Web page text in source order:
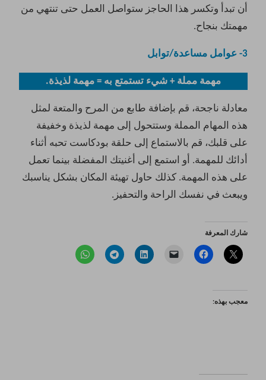
أن تبدأ وتكسر هذا الحاجز ستواصل العمل حتى تنتهي من
مهمتك بنجاح.
3- عوامل مساعدة/توابل
مهمة مملة + شيء تستمتع به = مهمة لذيذة.
معادلة ناجحة، قم بإضافة طابع من المرح والمتعة لمثل
هذه المهام المملة وستتحول إلى مهمة لذيذة وخفيفة
على قلبك، قم بالاستماع إلى حلقة بودكاست تحبه أثناء
أدائك للمهمة. أو استمع إلى أغنيتك المفضلة بينما تعمل
على هذه المهمة. كذلك حاول تهيئة المكان بشكل يناسبك
ويبعث في نفسك الراحة والتحفيز.
شارك المعرفة
معجب بهذه: